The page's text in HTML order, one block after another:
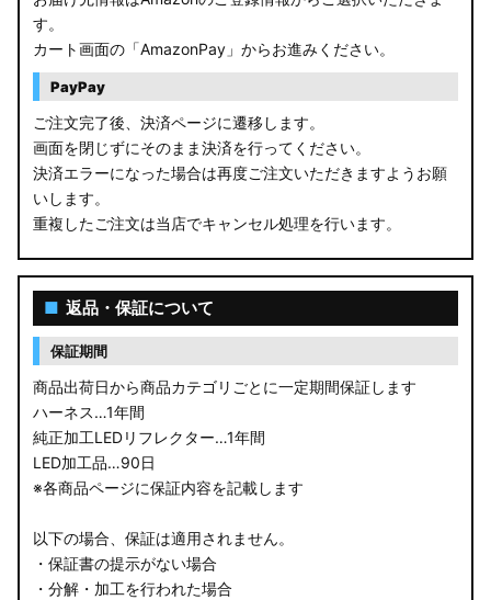
す。
カート画面の「AmazonPay」からお進みください。
PayPay
ご注文完了後、決済ページに遷移します。
画面を閉じずにそのまま決済を行ってください。
決済エラーになった場合は再度ご注文いただきますようお願
いします。
重複したご注文は当店でキャンセル処理を行います。
■ 返品・保証について
保証期間
商品出荷日から商品カテゴリごとに一定期間保証します
ハーネス…1年間
純正加工LEDリフレクター…1年間
LED加工品…90日
※各商品ページに保証内容を記載します
以下の場合、保証は適用されません。
・保証書の提示がない場合
・分解・加工を行われた場合